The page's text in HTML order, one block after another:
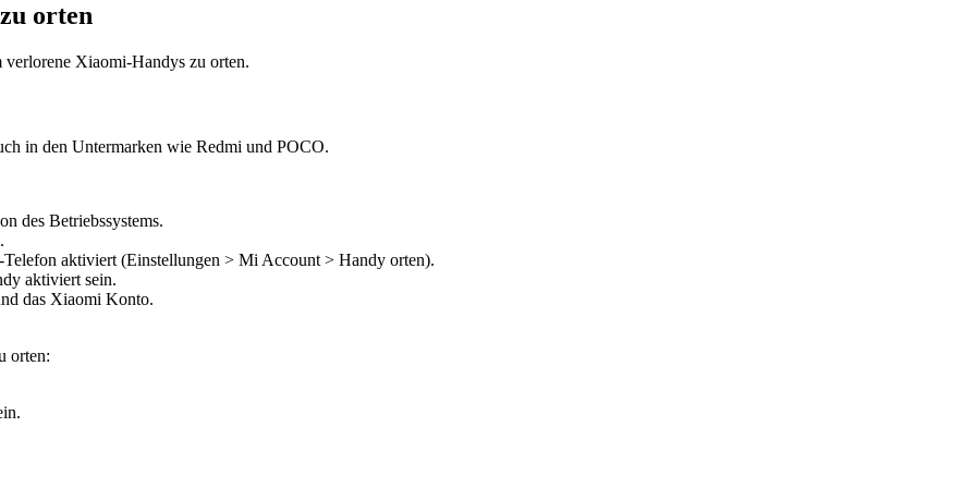
orten
Xiaomi-Handys zu orten.
in den Untermarken wie Redmi und POCO.
des Betriebssystems.
aktiviert (Einstellungen > Mi Account > Handy orten).
aktiviert sein.
das Xiaomi Konto.
orten: